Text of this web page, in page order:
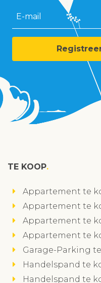
E-mail
TE KOOP
Appartement te
Appartement te
Appartement te
Appartement te
Garage-Parking
Handelspand te
Handelspand te